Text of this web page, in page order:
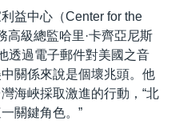
益中心（Center for the
高級總監哈里·卡齊亞尼斯
透過電子郵件對美國之音
關係來說是個壞兆頭。他
海峽採取激進的行動，“北
關鍵角色。”